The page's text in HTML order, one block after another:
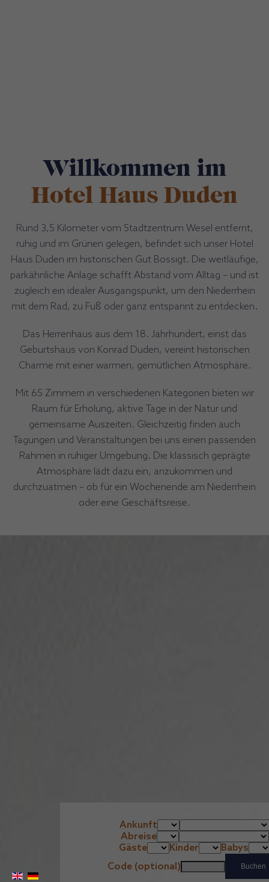
Ankunft
Abreise
Gäste
Kinder
Babys
Code (optional)
Willkommen im
Hotel Haus Duden
Rund 3,5 Kilometer vom Stadtzentrum Wesel entfernt,
ruhig und im Grünen gelegen, befindet sich unser Hotel
Haus Duden im historischen Gut Bossigt. Die weitläufige,
parkähnliche Anlage schafft Abstand vom Alltag – und ist
zugleich ein idealer Ausgangspunkt, um den Niederrhein
mit dem Rad, zu Fuß oder ganz entspannt zu entdecken.
Das Herrenhaus aus dem 18. Jahrhundert, einst das
Geburtshaus von Konrad Duden, vereint historischen
Charme mit einer warmen, gemütlichen Atmosphäre.
Mit 65 Zimmern in verschiedenen Kategorien bieten wir
Raum für Erholung, aktive Tage in der Natur und
gemeinsame Auszeiten. Gleichzeitig finden auch
Tagungen und Veranstaltungen bei uns einen passenden
Rahmen in ruhiger Umgebung. Die klassisch geprägte
Atmosphäre lädt dazu ein, anzukommen und
durchzuatmen – ob für ein Wochenende am Niederrhein
oder eine Geschäftsreise.